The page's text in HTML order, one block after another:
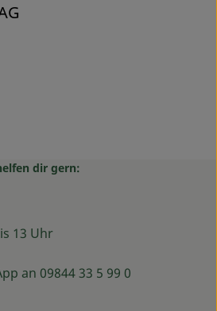
dir gern:
13 Uhr
an 09844 33 5 99 0